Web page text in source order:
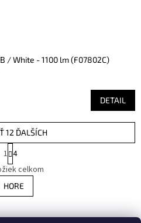
/ White - 1100 lm (F07802C)
DETAIL
O
v
l
á
a
12 ĎALŠÍCH
t
r
á
n
k
v
1 4
celkom
HORE